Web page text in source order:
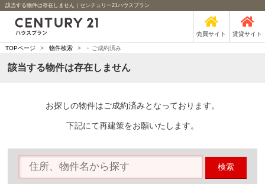
該当する物件は存在しません｜センチュリー21ハウスプラン
売買サイト 賃貸サイト
TOPページ > 物件検索 > - ご成約済み
該当する物件は存在しません
お探しの物件はご成約済みとなっております。
下記にて再建策をお願いたします。
検索